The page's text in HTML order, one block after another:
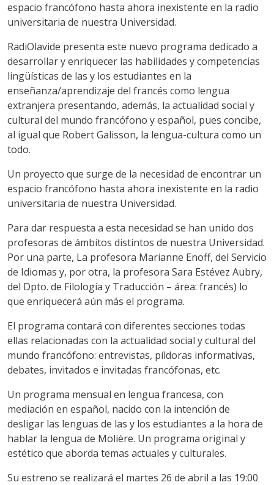
espacio francófono hasta ahora inexistente en la radio
universitaria de nuestra Universidad.
RadiOlavide presenta este nuevo programa dedicado a
desarrollar y enriquecer las habilidades y competencias
lingüísticas de las y los estudiantes en la
enseñanza/aprendizaje del francés como lengua
extranjera presentando, además, la actualidad social y
cultural del mundo francófono y español, pues concibe,
al igual que Robert Galisson, la lengua-cultura como un
todo.
Un proyecto que surge de la necesidad de encontrar un
espacio francófono hasta ahora inexistente en la radio
universitaria de nuestra Universidad.
Para dar respuesta a esta necesidad se han unido dos
profesoras de ámbitos distintos de nuestra Universidad.
Por una parte, La profesora Marianne Enoff, del Servicio
de Idiomas y, por otra, la profesora Sara Estévez Aubry,
del Dpto. de Filología y Traducción – área: francés) lo
que enriquecerá aún más el programa.
El programa contará con diferentes secciones todas
ellas relacionadas con la actualidad social y cultural del
mundo francófono: entrevistas, píldoras informativas,
debates, invitados e invitadas francófonas, etc.
Un programa mensual en lengua francesa, con
mediación en español, nacido con la intención de
desligar las lenguas de las y los estudiantes a la hora de
hablar la lengua de Molière. Un programa original y
estético que aborda temas actuales y culturales.
Su estreno se realizará el martes 26 de abril a las 19:00